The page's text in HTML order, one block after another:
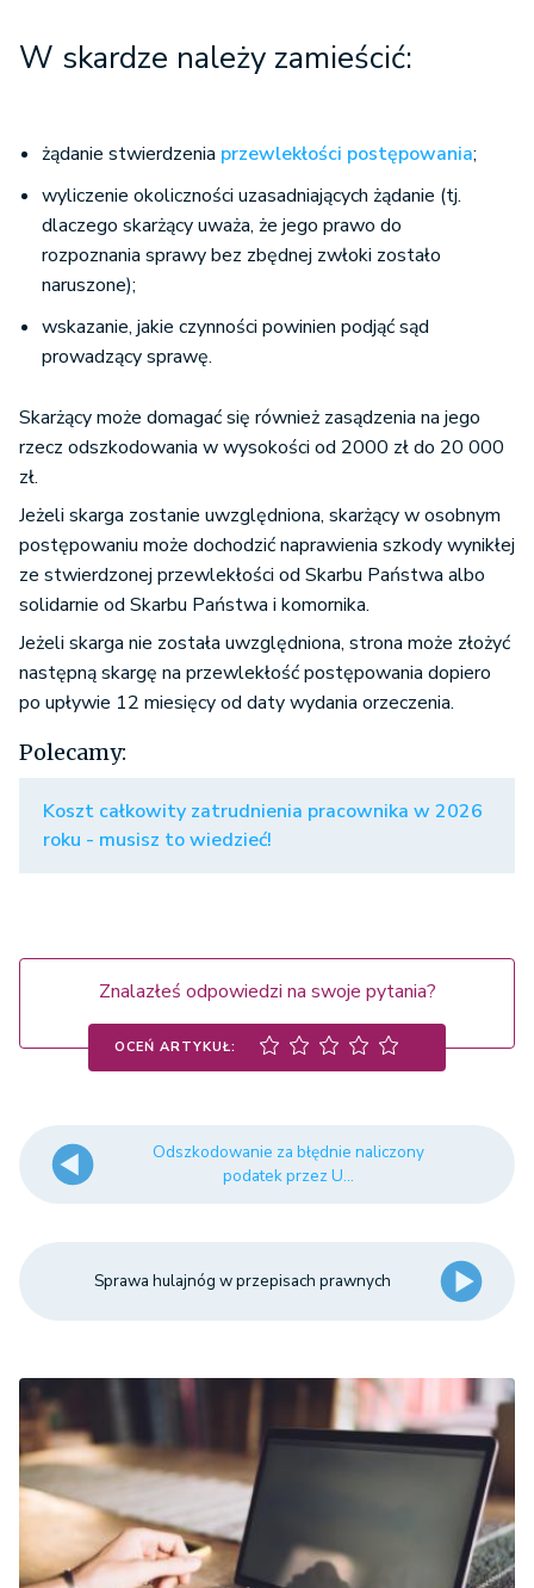
W skardze należy zamieścić:
żądanie stwierdzenia przewlekłości postępowania;
wyliczenie okoliczności uzasadniających żądanie (tj.
dlaczego skarżący uważa, że jego prawo do
rozpoznania sprawy bez zbędnej zwłoki zostało
naruszone);
wskazanie, jakie czynności powinien podjąć sąd
prowadzący sprawę.
Skarżący może domagać się również zasądzenia na jego
rzecz odszkodowania w wysokości od 2000 zł do 20 000
zł.
Jeżeli skarga zostanie uwzględniona, skarżący w osobnym
postępowaniu może dochodzić naprawienia szkody wynikłej
ze stwierdzonej przewlekłości od Skarbu Państwa albo
solidarnie od Skarbu Państwa i komornika.
Jeżeli skarga nie została uwzględniona, strona może złożyć
następną skargę na przewlekłość postępowania dopiero
po upływie 12 miesięcy od daty wydania orzeczenia.
Polecamy:
Koszt całkowity zatrudnienia pracownika w 2026
roku - musisz to wiedzieć!
Znalazłeś odpowiedzi na swoje pytania?
OCEŃ ARTYKUŁ:
Odszkodowanie za błędnie naliczony
podatek przez U...
Sprawa hulajnóg w przepisach prawnych